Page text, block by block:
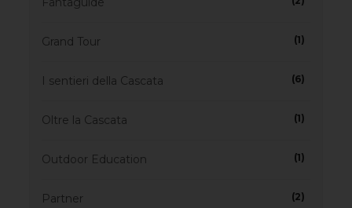
Grand Tour (1)
I sentieri della Cascata (6)
Oltre la Cascata (1)
Outdoor Education (1)
Partner (2)